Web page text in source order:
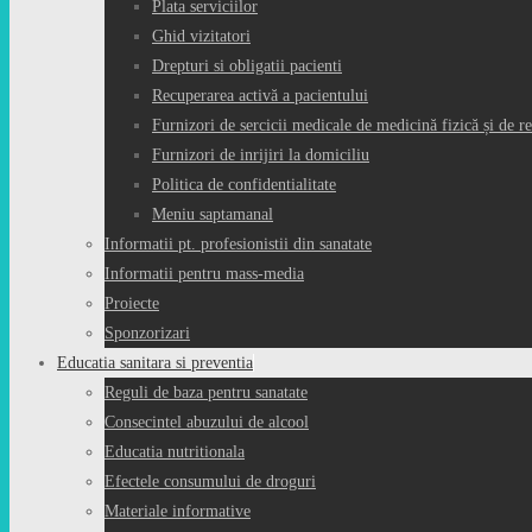
Plata serviciilor
Ghid vizitatori
Drepturi si obligatii pacienti
Recuperarea activă a pacientului
Furnizori de sercicii medicale de medicină fizică și de
Furnizori de inrijiri la domiciliu
Politica de confidentialitate
Meniu saptamanal
Informatii pt. profesionistii din sanatate
Informatii pentru mass-media
Proiecte
Sponzorizari
Educatia sanitara si preventia
Reguli de baza pentru sanatate
Consecintel abuzului de alcool
Educatia nutritionala
Efectele consumului de droguri
Materiale informative